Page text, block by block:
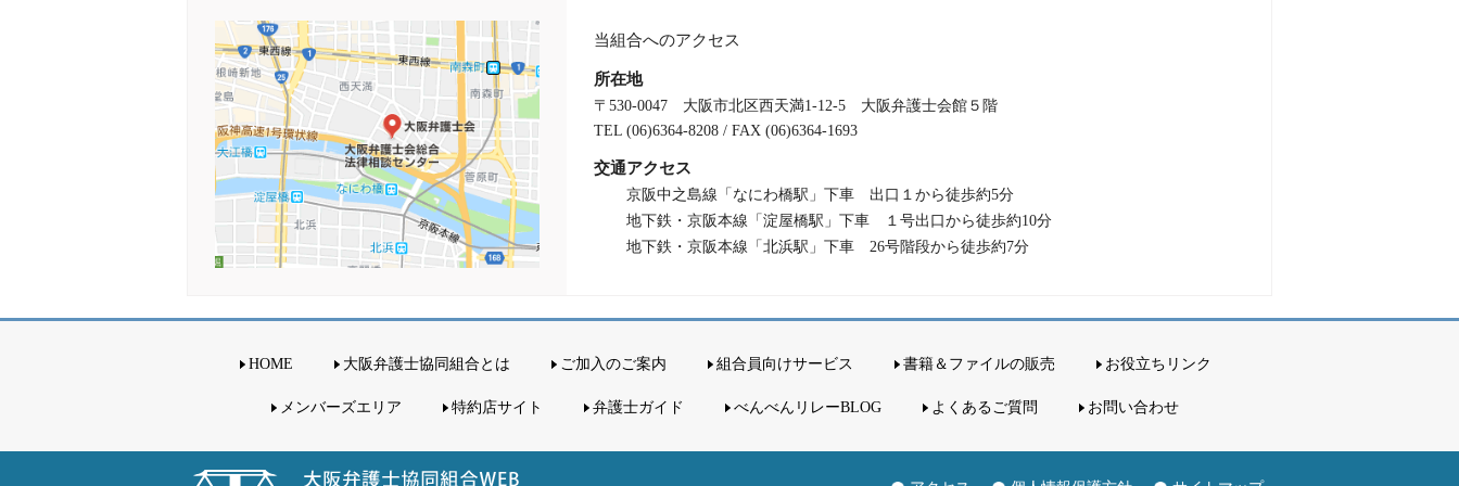
当組合へのアクセス
所在地
〒530-0047 大阪市北区西天満1-12-5 大阪弁護士会館５階
TEL (06)6364-8208 / FAX (06)6364-1693
交通アクセス
京阪中之島線「なにわ橋駅」下車 出口１から徒歩約5分
地下鉄・京阪本線「淀屋橋駅」下車 １号出口から徒歩約10分
地下鉄・京阪本線「北浜駅」下車 26号階段から徒歩約7分
HOME 大阪弁護士協同組合とは ご加入のご案内 組合員向けサービス 書籍＆ファイルの販売 お役立ちリンク
メンバーズエリア 特約店サイト 弁護士ガイド べんべんリレーBLOG よくあるご質問 お問い合わせ